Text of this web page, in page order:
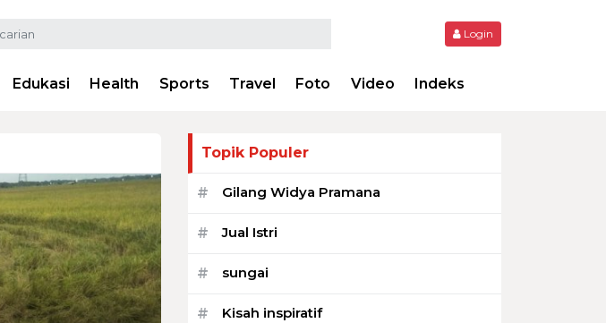
Login
Edukasi Health Sports Travel Foto Video Indeks
Topik Populer
# Gilang Widya Pramana
# Jual Istri
# sungai
# Kisah inspiratif